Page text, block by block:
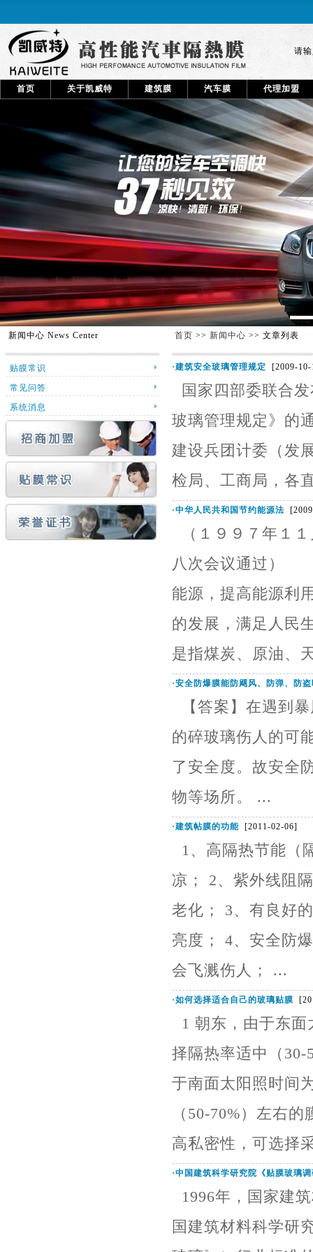
请
首页 关于凯威特 建筑膜 汽车膜 代理加盟
新闻中心 News Center
贴膜常识
常见问答
系统消息
首页 >> 新闻中心 >> 文章列表
·建筑安全玻璃管理规定 [2009-
国家四部委联合
玻璃管理规定》的
建设兵团计委（发
检局、工商局，各
·中华人民共和国节约能源法
（１９９７年１
八次会议通过
能源，提高能源利
的发展，满足人
是指煤炭、原油、
·安全防爆膜能防飓风、防弹、防
【答案】在遇到
的碎玻璃伤人的可
了安全度。故安全
物等场所。 ...
·建筑帖膜的功能 [2011-02-06]
1、高隔热节能（
凉； 2、紫外线阻
老化； 3、有良好
亮度； 4、安全防
会飞溅伤人； ...
·如何选择适合自己的玻璃贴膜
1 朝东，由于东
择隔热率适中（
于南面太阳照时间
（50-70%）左右
高私密性，可选择
·中国建筑科学研究院《贴膜玻璃
1996年，国家建
国建筑材料科学研